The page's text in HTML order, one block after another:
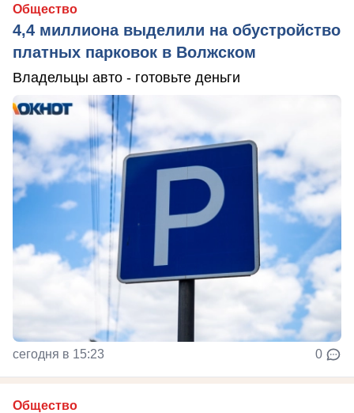
Общество
4,4 миллиона выделили на обустройство
платных парковок в Волжском
Владельцы авто - готовьте деньги
сегодня в 15:23 0
Общество